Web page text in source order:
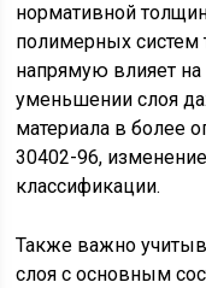
нормативной
полимерных систем
напрямую влияет
уменьшении слоя
материала в более
30402-96,
классификации.
Также важно
слоя с основным